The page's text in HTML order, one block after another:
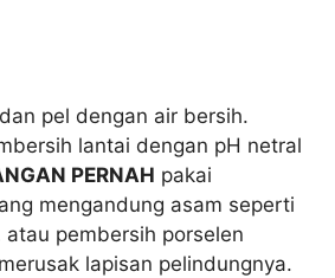
pel dengan air bersih.
lantai dengan pH netral
PERNAH pakai
mengandung asam seperti
atau pembersih porselen
lapisan pelindungnya.